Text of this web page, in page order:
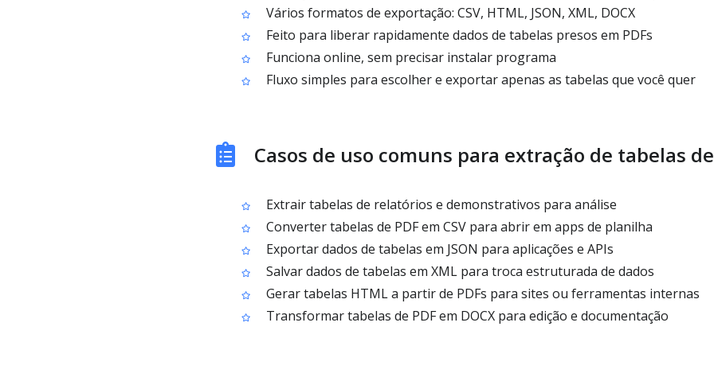
Vários formatos de exportação: CSV, HTML, JSON, XML, DOCX
Feito para liberar rapidamente dados de tabelas presos em PDFs
Funciona online, sem precisar instalar programa
Fluxo simples para escolher e exportar apenas as tabelas que você quer
Casos de uso comuns para extração de tabelas de
Extrair tabelas de relatórios e demonstrativos para análise
Converter tabelas de PDF em CSV para abrir em apps de planilha
Exportar dados de tabelas em JSON para aplicações e APIs
Salvar dados de tabelas em XML para troca estruturada de dados
Gerar tabelas HTML a partir de PDFs para sites ou ferramentas internas
Transformar tabelas de PDF em DOCX para edição e documentação